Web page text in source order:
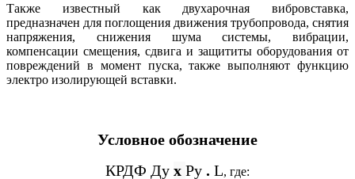
Также известный как двухарочная вибровставка,
предназначен для поглощения движения трубопровода, снятия
напряжения, снижения шума системы, вибрации,
компенсации смещения, сдвига и защититы оборудования от
повреждений в момент пуска, также выполняют функцию
электро изолирующей вставки.
Условное обозначение
КРДФ Ду х Ру . L, где: